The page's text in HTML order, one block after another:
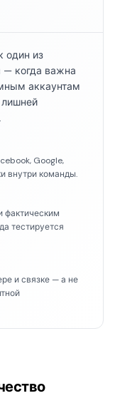
один из
— когда важна
аккаунтам
лишней
Google,
внутри команды.
фактическим
тестируется
и связке — а не